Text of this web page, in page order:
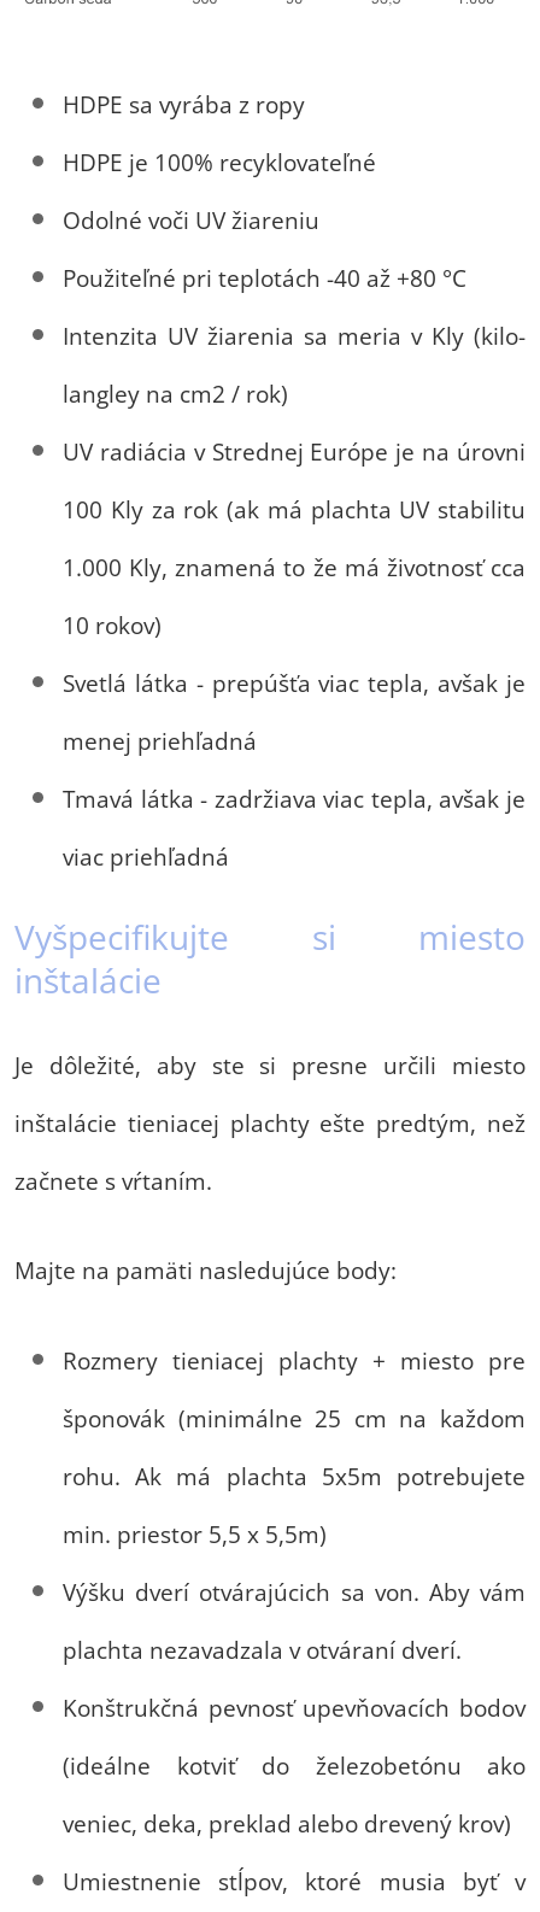
HDPE sa vyrába z ropy
HDPE je 100% recyklovateľné
Odolné voči UV žiareniu
Použiteľné pri teplotách -40 až +80 °C
Intenzita UV žiarenia sa meria v Kly (kilo-
langley na cm2 / rok)
UV radiácia v Strednej Európe je na úrovni
100 Kly za rok (ak má plachta UV stabilitu
1.000 Kly, znamená to že má životnosť cca
10 rokov)
Svetlá látka - prepúšťa viac tepla, avšak je
menej priehľadná
Tmavá látka - zadržiava viac tepla, avšak je
viac priehľadná
Vyšpecifikujte si miesto
inštalácie
Je dôležité, aby ste si presne určili miesto
inštalácie tieniacej plachty ešte predtým, než
začnete s vŕtaním.
Majte na pamäti nasledujúce body:
Rozmery tieniacej plachty + miesto pre
šponovák (minimálne 25 cm na každom
rohu. Ak má plachta 5x5m potrebujete
min. priestor 5,5 x 5,5m)
Výšku dverí otvárajúcich sa von. Aby vám
plachta nezavadzala v otváraní dverí.
Konštrukčná pevnosť upevňovacích bodov
(ideálne kotviť do železobetónu ako
veniec, deka, preklad alebo drevený krov)
Umiestnenie stĺpov, ktoré musia byť v